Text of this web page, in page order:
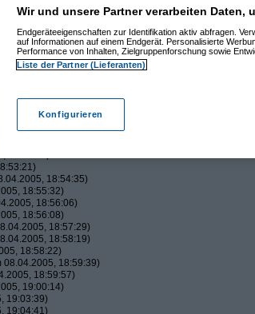
18:52:38)
18:53:05)
18:54:35)
18:55:32)
18:56:06)
18:56:08)
18:57:29)
18:58:19)
18:58:22)
08.04.2005, 18:59:39)
18:59:57)
19:00:14)
19:03:39)
19:04:41)
Wir und unsere Partner verarbeiten Daten,
Endgeräteeigenschaften zur Identifikation aktiv abfragen.
auf Informationen auf einem Endgerät. Personalisierte
Performance von Inhalten, Zielgruppenforschung sowie
Liste der Partner (Lieferanten)
Konfigurieren